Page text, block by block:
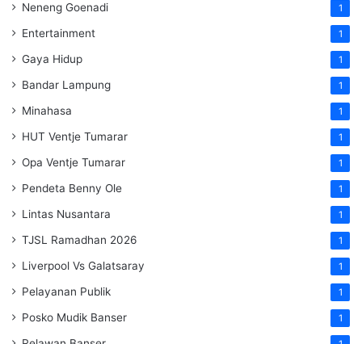
Neneng Goenadi 1
Entertainment 1
Gaya Hidup 1
Bandar Lampung 1
Minahasa 1
HUT Ventje Tumarar 1
Opa Ventje Tumarar 1
Pendeta Benny Ole 1
Lintas Nusantara 1
TJSL Ramadhan 2026 1
Liverpool Vs Galatsaray 1
Pelayanan Publik 1
Posko Mudik Banser 1